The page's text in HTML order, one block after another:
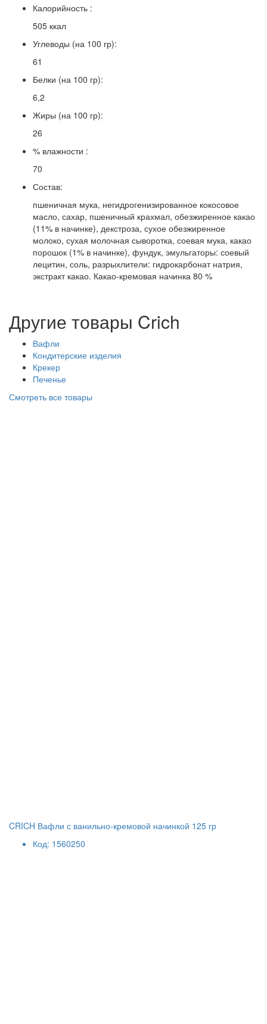
Калорийность :
505 ккал
Углеводы (на 100 гр):
61
Белки (на 100 гр):
6,2
Жиры (на 100 гр):
26
% влажности :
70
Состав:
пшеничная мука, негидрогенизированное кокосовое
масло, сахар, пшеничный крахмал, обезжиренное какао
(11% в начинке), декстроза, сухое обезжиренное
молоко, сухая молочная сыворотка, соевая мука, какао
порошок (1% в начинке), фундук, эмульгаторы: соевый
лецитин, соль, разрыхлители: гидрокарбонат натрия,
экстракт какао. Какао-кремовая начинка 80 %
Другие товары Crich
Вафли
Кондитерские изделия
Крекер
Печенье
Смотреть все товары
CRICH Вафли с ванильно-кремовой начинкой 125 гр
Код: 1560250